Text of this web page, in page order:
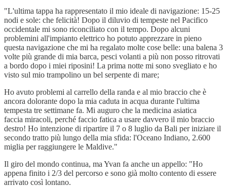
"L'ultima tappa ha rappresentato il mio ideale di navigazione: 15-25
nodi e sole: che felicità! Dopo il diluvio di tempeste nel Pacifico
occidentale mi sono riconciliato con il tempo. Dopo alcuni
problemini all'impianto elettrico ho potuto apprezzare in pieno
questa navigazione che mi ha regalato molte cose belle: una balena 3
volte più grande di mia barca, pesci volanti a più non posso ritrovati
a bordo dopo i miei riposini! La prima notte mi sono svegliato e ho
visto sul mio trampolino un bel serpente di mare;
Ho avuto problemi al carrello della randa e al mio braccio che è
ancora dolorante dopo la mia caduta in acqua durante l'ultima
tempesta tre settimane fa. Mi auguro che la medicina asiatica
faccia miracoli, perché faccio fatica a usare davvero il mio braccio
destro! Ho intenzione di ripartire il 7 o 8 luglio da Bali per iniziare il
secondo tratto più lungo della mia sfida: l'Oceano Indiano, 2.600
miglia per raggiungere le Maldive."
Il giro del mondo continua, ma Yvan fa anche un appello: "Ho
appena finito i 2/3 del percorso e sono già molto contento di essere
arrivato così lontano.